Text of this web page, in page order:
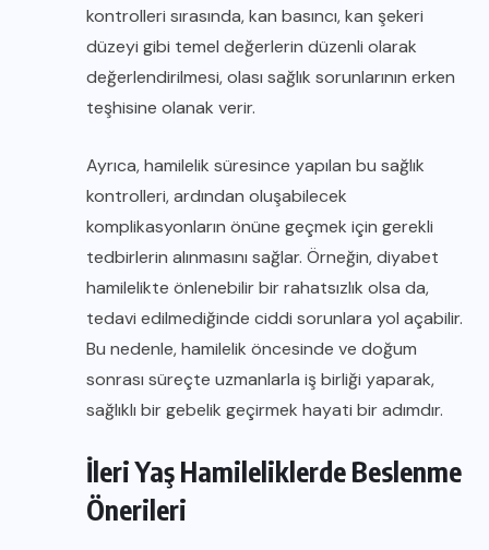
kontrolleri sırasında, kan basıncı, kan şekeri
düzeyi gibi temel değerlerin düzenli olarak
değerlendirilmesi, olası sağlık sorunlarının erken
teşhisine olanak verir.
Ayrıca, hamilelik süresince yapılan bu sağlık
kontrolleri, ardından oluşabilecek
komplikasyonların önüne geçmek için gerekli
tedbirlerin alınmasını sağlar. Örneğin, diyabet
hamilelikte önlenebilir bir rahatsızlık olsa da,
tedavi edilmediğinde ciddi sorunlara yol açabilir.
Bu nedenle, hamilelik öncesinde ve doğum
sonrası süreçte uzmanlarla iş birliği yaparak,
sağlıklı bir gebelik geçirmek hayati bir adımdır.
İleri Yaş Hamileliklerde Beslenme
Önerileri